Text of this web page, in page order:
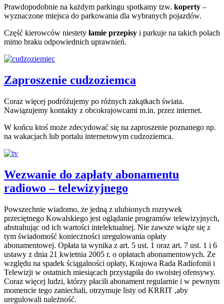
Prawdopodobnie na każdym parkingu spotkamy tzw. koperty –
wyznaczone miejsca do parkowania dla wybranych pojazdów.
Część kierowców niestety łamie przepisy i parkuje na takich polach
mimo braku odpowiednich uprawnień.
Zaproszenie cudzoziemca
Coraz więcej podróżujemy po różnych zakątkach świata.
Nawiązujemy kontakty z obcokrajowcami m.in. przez internet.
W końcu ktoś może zdecydować się na zaproszenie poznanego np.
na wakacjach lub portalu internetowym cudzoziemca.
Wezwanie do zapłaty abonamentu
radiowo – telewizyjnego
Powszechnie wiadomo, że jedną z ulubionych rozrywek
przeciętnego Kowalskiego jest oglądanie programów telewizyjnych,
abstrahując od ich wartości intelektualnej. Nie zawsze wiąże się z
tym świadomość konieczności uregulowania opłaty
abonamentowej. Opłata ta wynika z art. 5 ust. 1 oraz art. 7 ust. 1 i 6
ustawy z dnia 21 kwietnia 2005 r. o opłatach abonamentowych. Ze
względu na spadek ściągalności opłaty, Krajowa Rada Radiofonii i
Telewizji w ostatnich miesiącach przystąpiła do swoistej ofensywy.
Coraz więcej ludzi, którzy płacili abonament regularnie i w pewnym
momencie tego zaniechali, otrzymuje listy od KRRIT ,aby
uregulowali należność.